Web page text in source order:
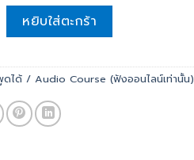
ภาค1 quantity
หยิบใส่ตะกร้า
ได้ / Audio Course (ฟังออนไลน์เท่านั้น)